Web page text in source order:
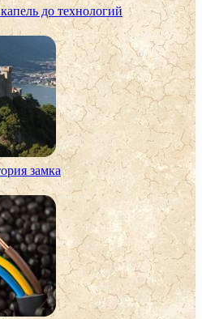
до технологий
замка